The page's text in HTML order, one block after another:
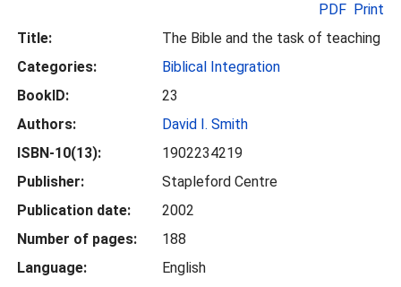
Title:
The Bible and the task of teaching
Categories:
Biblical Integration
BookID:
23
Authors:
David I. Smith
ISBN-10(13):
1902234219
Publisher:
Stapleford Centre
Publication date:
2002
Number of pages:
188
Language:
English